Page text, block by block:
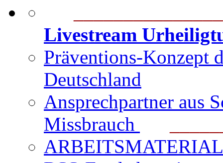
Livestream
Präventions-Konzept
Deutschland
Ansprechpartner aus
Missbrauch
ARBEITSMATERIAL